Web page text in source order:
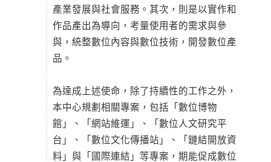
產業發展與社會服務。其次，則是以實作和
作品產出為導向，考量使用者的需求與參
與，統整數位內容與數位技術，開發數位產
品。
為達成上述使命，除了持續性的工作之外，
本中心規劃相關專案，包括「數位博物
館」、「網站維運」、「數位人文研究平
台」、「數位文化傳播站」、「鏈結開放資
料」與「國際連結」等專案，期能促成數位